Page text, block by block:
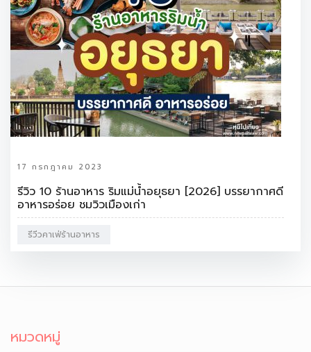
17 กรกฎาคม 2023
รีวิว 10 ร้านอาหาร ริมแม่น้ำอยุธยา [2026] บรรยากาศดี
อาหารอร่อย ชมวิวเมืองเก่า
รีวีวคาเฟ่ร้านอาหาร
หมวดหมู่